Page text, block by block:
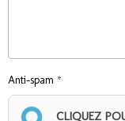
Anti-spam
CLIQUEZ